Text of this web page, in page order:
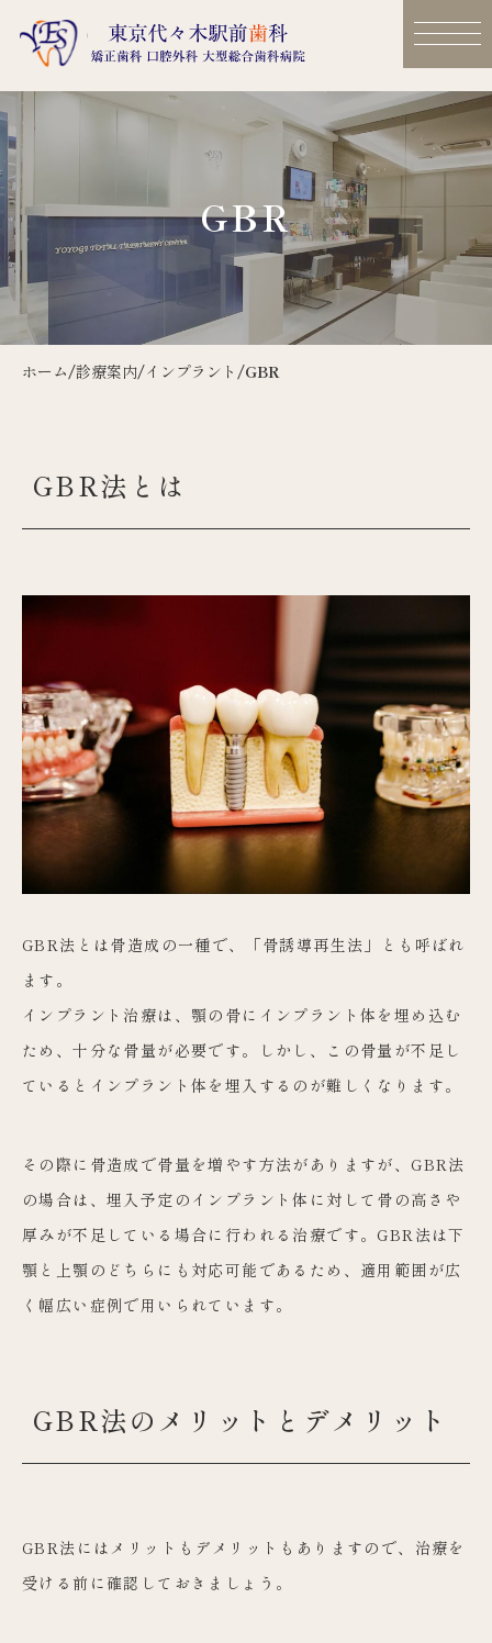
GBR
ホーム/診療案内/インプラント /GBR
GBR法とは
GBR法とは骨造成の一種で、「骨誘導再生法」とも呼ばれ
ます。
インプラント治療は、顎の骨にインプラント体を埋め込む
ため、十分な骨量が必要です。しかし、この骨量が不足し
ているとインプラント体を埋入するのが難しくなります。
その際に骨造成で骨量を増やす方法がありますが、GBR法
の場合は、埋入予定のインプラント体に対して骨の高さや
厚みが不足している場合に行われる治療です。GBR法は下
顎と上顎のどちらにも対応可能であるため、適用範囲が広
く幅広い症例で用いられています。
GBR法のメリットとデメリット
GBR法にはメリットもデメリットもありますので、治療を
受ける前に確認しておきましょう。